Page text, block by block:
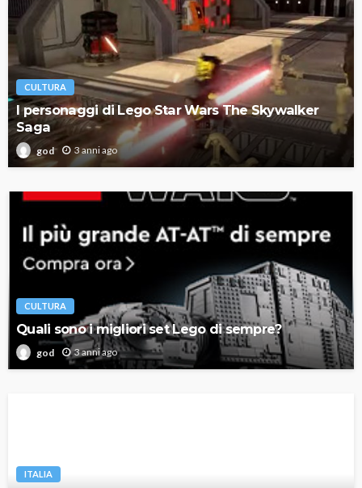
CULTURA
I personaggi di Lego Star Wars The Skywalker
Saga
god 3 anni ago
CULTURA
Quali sono i migliori set Lego di sempre?
god 3 anni ago
ITALIA